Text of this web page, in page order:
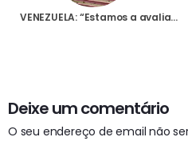
VENEZUELA: “Estamos a avaliar os danos para perceber como a Fundação AIS pode ajudar melhor”, diz responsável de projectos
Deixe um comentário
O seu endereço de email não